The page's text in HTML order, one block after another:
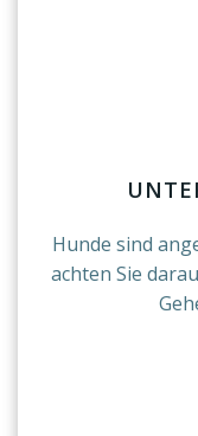
Hunde sind
achten Sie